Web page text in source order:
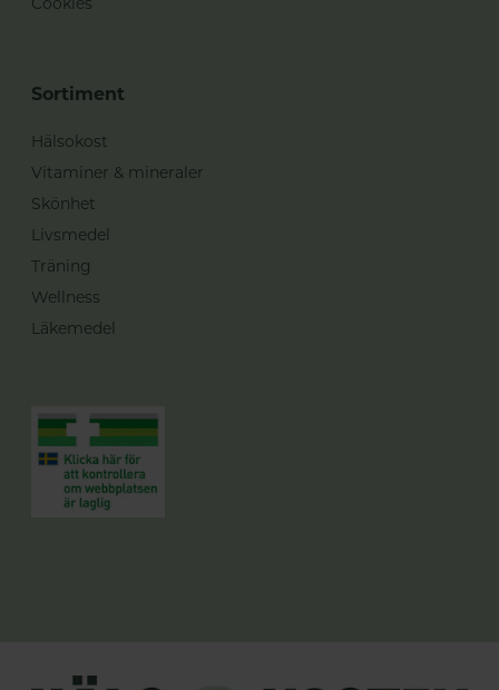
Sortiment
Hälsokost
Vitaminer & mineraler
Skönhet
Livsmedel
Träning
Wellness
Läkemedel